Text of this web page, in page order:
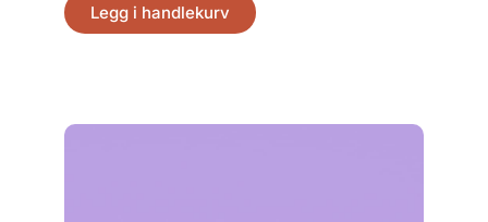
Legg i handlekurv